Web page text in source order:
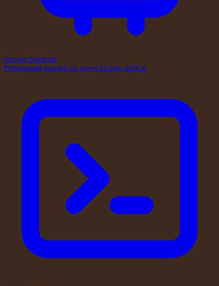
Servere Dedicate
Performanță maximă cu server propriu dedicat